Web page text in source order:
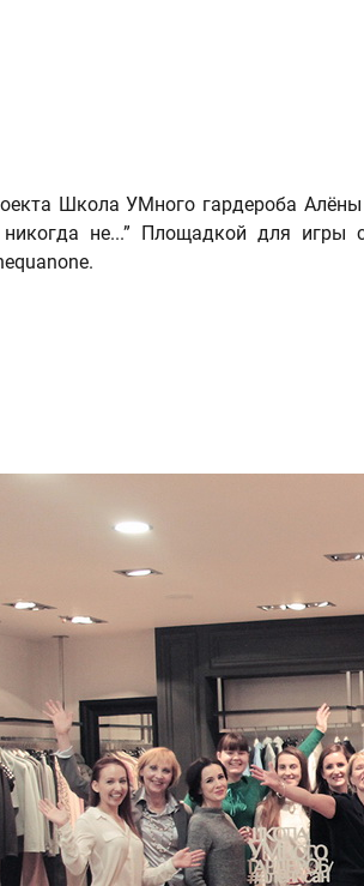
Школа УМного гардероба
никогда не...” Площадкой для игры